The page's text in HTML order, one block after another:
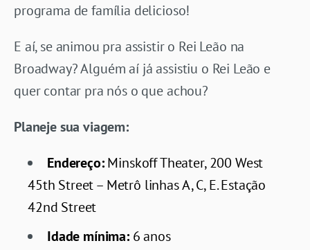
programa de família delicioso!
E aí, se animou pra assistir o Rei Leão na
Broadway? Alguém aí já assistiu o Rei Leão e
quer contar pra nós o que achou?
Planeje sua viagem:
Endereço:Minskoff Theater, 200 West
45th Street – Metrô linhas A, C, E. Estação
42nd Street
Idade mínima:6 anos